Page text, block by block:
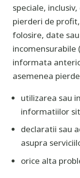
speciale,
pierderi de
folosire, date
incomensurabile
informata
asemenea
utilizarea sau
informatiilor
declaratii sau
asupra
orice alta